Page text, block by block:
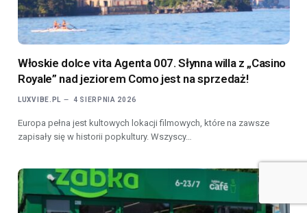
Włoskie dolce vita Agenta 007. Słynna willa z „Casino
Royale” nad jeziorem Como jest na sprzedaż!
LUXVIBE.PL 4 SIERPNIA 2026
Europa pełna jest kultowych lokacji filmowych, które na zawsze
zapisały się w historii popkultury. Wszyscy…